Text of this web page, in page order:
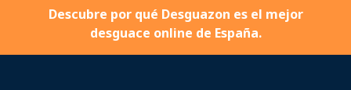
Descubre por qué Desguazon es el mejor
desguace online de España.